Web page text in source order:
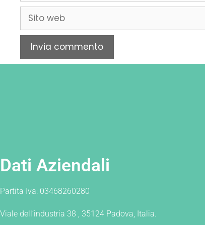
Dati Aziendali
Partita Iva: 03468260280
Viale dell’industria 38 , 35124 Padova, Italia.